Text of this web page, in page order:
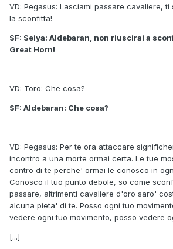
VD: Pegasus: Lasciami passare cavaliere,
la sconfitta!
SF: Seiya: Aldebaran, non riuscirai a
Great Horn!
VD: Toro: Che cosa?
SF: Aldebaran: Che cosa?
VD: Pegasus: Per te ora attaccare
incontro a una morte ormai certa. Le tue
contro di te perche' ormai le conosco in
Conosco il tuo punto debole, so come
passare, altrimenti cavaliere d'oro saro'
alcuna pieta' di te. Posso ogni tuo
vedere ogni tuo movimento, posso vedere
[...]